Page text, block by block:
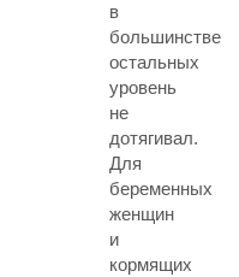
в
большинстве
остальных
уровень
не
дотягивал.
Для
беременных
женщин
и
кормящих